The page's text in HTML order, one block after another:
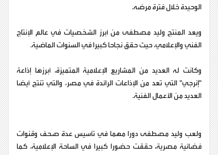
الوحيدة خلال فترة مرضه.
ويعد المنتج وليد مصطفى من أبرز الشخصيات في عالم الإنتاج
الفني والإعلامي، حيث حقق نجاحا كبيرا في السنوات الماضية.
وكانت له العديد من المشاريع الإعلامية المتميزة، أبرزها إذاعة
"إنرجي" التي تعد من الإذاعات الرائدة في مصر، والتي تنتج أيضا
العديد من الأعمال الفنية.
ولعب وليد مصطفى دورا مهما في تأسيس عدة صحف وقنوات
فضائية مصرية، حققت حضورا كبيرا في الساحة الإعلامية، كما